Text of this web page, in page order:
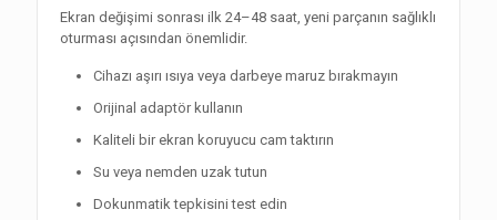
Ekran değişimi sonrası ilk 24–48 saat, yeni parçanın sağlıklı
oturması açısından önemlidir.
Cihazı aşırı ısıya veya darbeye maruz bırakmayın
Orijinal adaptör kullanın
Kaliteli bir ekran koruyucu cam taktırın
Su veya nemden uzak tutun
Dokunmatik tepkisini test edin